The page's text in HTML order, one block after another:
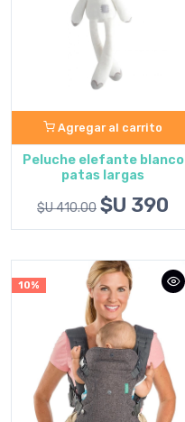
Agregar al carrito
Peluche elefante blanco
patas largas
$U 410.00 $U 390
10%